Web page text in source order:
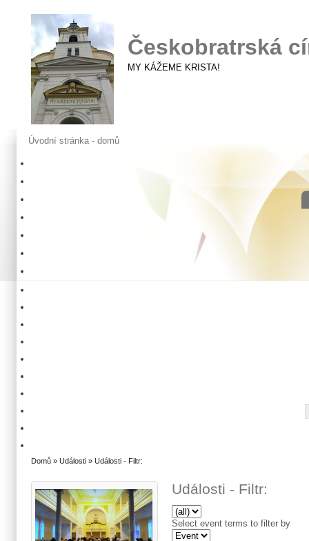
Českobratrská
MY KÁŽEME KRISTA!
Úvodní stránka - domů
Domů » Události » Události - Filtr:
Události - Filtr:
Select event terms to filter by